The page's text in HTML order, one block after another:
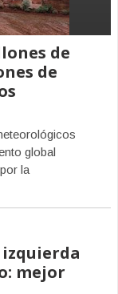
de
de
global
la
izquierda
mejor